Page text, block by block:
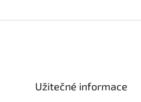
Užitečné informace